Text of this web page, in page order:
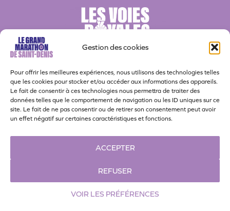
Gestion des cookies
Pour offrir les meilleures expériences, nous utilisons des technologies telles
que les cookies pour stocker et/ou accéder aux informations des appareils.
Le fait de consentir à ces technologies nous permettra de traiter des
données telles que le comportement de navigation ou les ID uniques sur ce
site. Le fait de ne pas consentir ou de retirer son consentement peut avoir
un effet négatif sur certaines caractéristiques et fonctions.
ACCEPTER
REFUSER
VOIR LES PRÉFÉRENCES
Actualités Nos partenaires Bénévoles
Contact Politique de confidentialité